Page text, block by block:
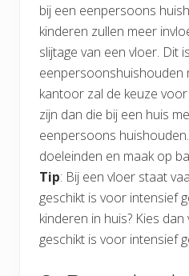
bij een eenpersoons
kinderen zullen meer
slijtage van een vloer. Dit
eenpersoonshuishouden
kantoor zal de keuze
zijn dan die bij een huis
eenpersoons
doeleinden en maak op
Tip: Bij een vloer staat
geschikt is voor intensief
kinderen in huis? Kies
geschikt is voor intensief